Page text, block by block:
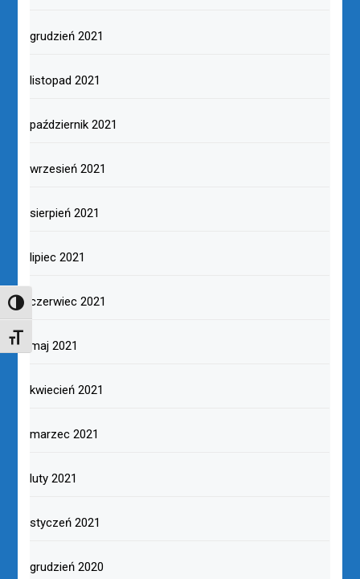
TOGGLE HIGH CONTRAST
TOGGLE FONT SIZE
grudzień 2021
listopad 2021
październik 2021
wrzesień 2021
sierpień 2021
lipiec 2021
czerwiec 2021
maj 2021
kwiecień 2021
marzec 2021
luty 2021
styczeń 2021
grudzień 2020